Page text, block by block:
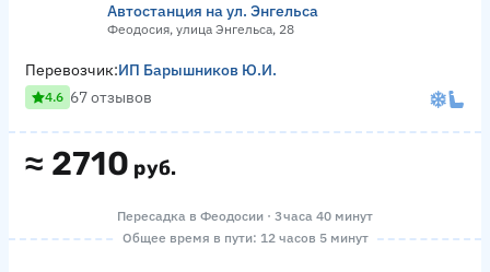
Автостанция на ул. Энгельса
Феодосия, улица Энгельса, 28
≈ 2710 руб.
Перевозчик:ИП Барышников Ю.И.
4.6 67 отзывов
Пересадка в Феодосии · 3 часа 40 минут
Общее время в пути: 12 часов 5 минут